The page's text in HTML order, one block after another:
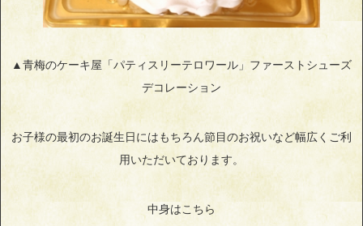
▲青梅のケーキ屋「パティスリーテロワール」ファーストシューズ
デコレーション
お子様の最初のお誕生日にはもちろん節目のお祝いなど幅広くご利
用いただいております。
中身はこちら